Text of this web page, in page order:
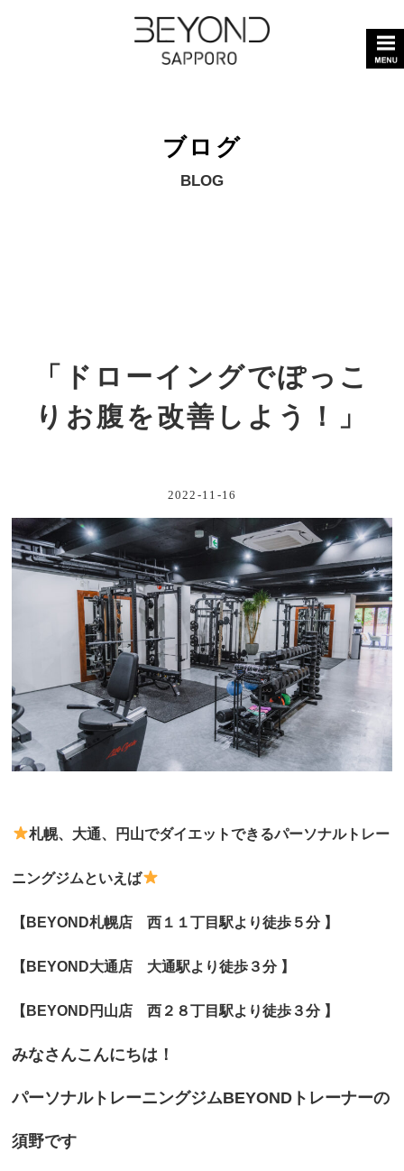
ブログ
BLOG
「ドローイングでぽっこ
りお腹を改善しよう！」
2022-11-16
札幌、大通、円山でダイエットできるパーソナルトレー
ニングジムといえば
【BEYOND札幌店 西１１丁目駅より徒歩５分 】
【BEYOND大通店 大通駅より徒歩３分 】
【BEYOND円山店 西２８丁目駅より徒歩３分 】
みなさんこんにちは！
パーソナルトレーニングジムBEYONDトレーナーの
須野です